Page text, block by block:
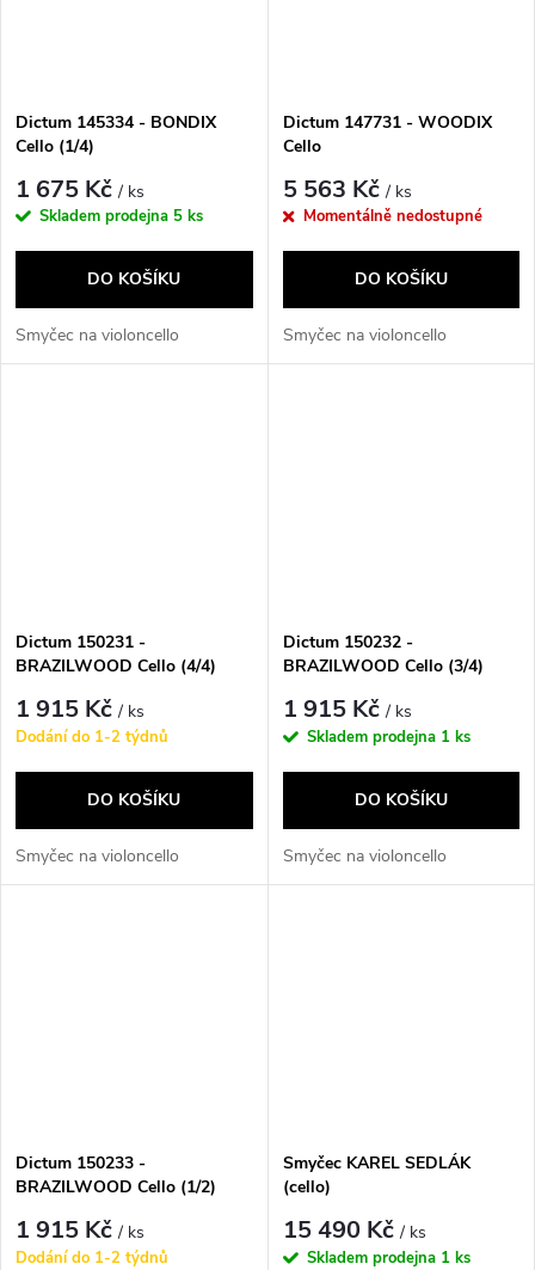
Dictum 145334 - BONDIX
Cello (1/4)
1 675 Kč/ ks
Skladem prodejna 5 ks
DO KOŠÍKU
Smyčec na violoncello
Dictum 147731 - WOODIX
Cello
5 563 Kč/ ks
Momentálně nedostupné
DO KOŠÍKU
Smyčec na violoncello
Dictum 150231 -
BRAZILWOOD Cello (4/4)
1 915 Kč/ ks
Dodání do 1-2 týdnů
DO KOŠÍKU
Smyčec na violoncello
Dictum 150232 -
BRAZILWOOD Cello (3/4)
1 915 Kč/ ks
Skladem prodejna 1 ks
DO KOŠÍKU
Smyčec na violoncello
Dictum 150233 -
BRAZILWOOD Cello (1/2)
1 915 Kč/ ks
Dodání do 1-2 týdnů
Smyčec KAREL SEDLÁK
(cello)
15 490 Kč/ ks
Skladem prodejna 1 ks